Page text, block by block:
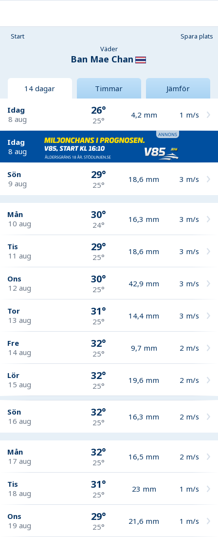
Start
Spara plats
Väder
Ban Mae Chan
14 dagar Timmar Jämför
Idag
8 aug
26°
25°
4,2 mm 1 m/s
Idag
8 aug
Sön
9 aug
29°
25°
18,6 mm 3 m/s
Mån
10 aug
30°
24°
16,3 mm 3 m/s
Tis
11 aug
29°
25°
18,6 mm 3 m/s
Ons
12 aug
30°
25°
42,9 mm 3 m/s
Tor
13 aug
31°
25°
14,4 mm 3 m/s
Fre
14 aug
32°
25°
9,7 mm 2 m/s
Lör
15 aug
32°
25°
19,6 mm 2 m/s
Sön
16 aug
32°
25°
16,3 mm 2 m/s
Mån
17 aug
32°
25°
16,5 mm 2 m/s
Tis
18 aug
31°
25°
23 mm 1 m/s
Ons
19 aug
29°
25°
21,6 mm 1 m/s